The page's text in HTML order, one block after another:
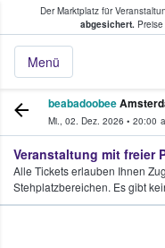
Der Marktplatz für
abgesichert.Preise
Menü
Tickets
beabadoobee
Mi., 02. Dez. 2026 • 20:00
Veranstaltung mit freier
Alle Tickets erlauben Ihnen
Stehplatzbereichen. Es gibt